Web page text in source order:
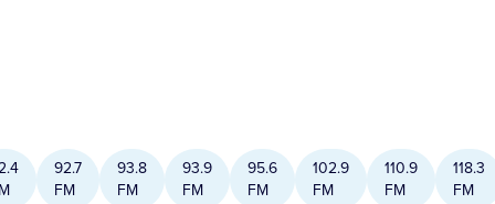
92.7
FM
93.8
FM
93.9
FM
95.6
FM
102.9
FM
110.9
FM
118.3
FM